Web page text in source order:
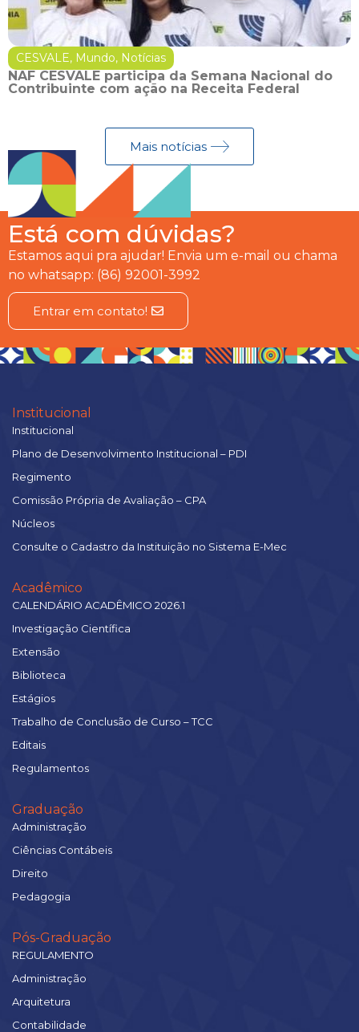
CESVALE, Mundo, Notícias
NAF CESVALE participa da Semana Nacional do
Contribuinte com ação na Receita Federal
Mais notícias
Está com dúvidas?
Estamos aqui pra ajudar! Envia um e-mail ou chama
no whatsapp: (86) 92001-3992
Entrar em contato!
Institucional
Institucional
Plano de Desenvolvimento Institucional – PDI
Regimento
Comissão Própria de Avaliação – CPA
Núcleos
Consulte o Cadastro da Instituição no Sistema E-Mec
Acadêmico
CALENDÁRIO ACADÊMICO 2026.1
Investigação Científica
Extensão
Biblioteca
Estágios
Trabalho de Conclusão de Curso – TCC
Editais
Regulamentos
Graduação
Administração
Ciências Contábeis
Direito
Pedagogia
Pós-Graduação
REGULAMENTO
Administração
Arquitetura
Contabilidade